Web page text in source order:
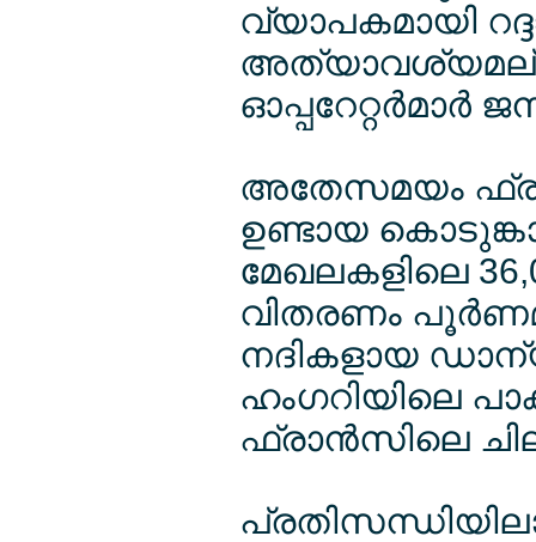
വ്യാപകമായി
ഓപ്പറേറ്റര്‍മാര്‍
അതേസമയം
ഉണ്ടായ
മേഖലകളിലെ
വിതരണം
നദികളായ
ഹംഗറിയിലെ
ഫ്രാന്‍സിലെ